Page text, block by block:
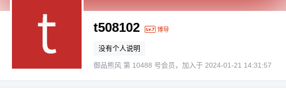
t508102 博导
没有个人说明
御品熊风 第 10488 号会员，加入于 2024-01-21 14:31:57